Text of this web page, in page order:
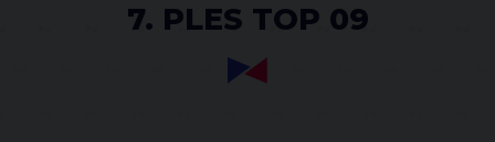
7. PLES TOP 09